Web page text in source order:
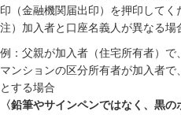
印（金融機関届出印）を押印してく
注）加入者と口座名義人が異なる場
例：父親が加入者（住宅所有者）で
マンションの区分所有者が加入者
とする場合
〈鉛筆やサインペンではなく、黒